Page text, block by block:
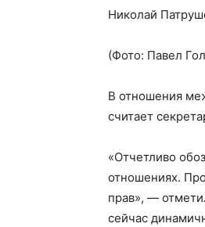
Николай
(Фото: Павел
В отношения
считает
«Отчетливо
отношениях.
прав», —
сейчас